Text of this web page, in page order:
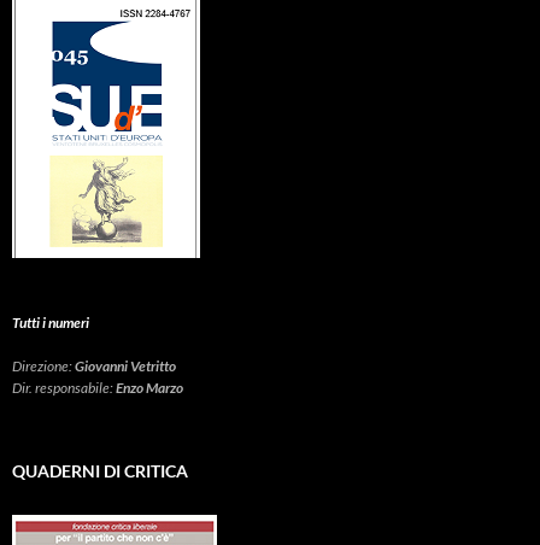
Tutti i numeri
Direzione:Giovanni Vetritto
Dir. responsabile:Enzo Marzo
QUADERNI DI CRITICA